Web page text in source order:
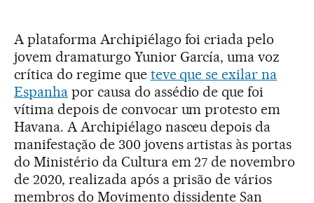
A plataforma Archipiélago foi criada pelo
jovem dramaturgo Yunior García, uma voz
crítica do regime que teve que se exilar na
Espanhapor causa do assédio de que foi
vítima depois de convocar um protesto em
Havana. A Archipiélago nasceu depois da
manifestação de 300 jovens artistas às portas
do Ministério da Cultura em 27 de novembro
de 2020, realizada após a prisão de vários
membros do Movimento dissidente San